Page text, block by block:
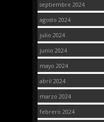
septiembre 2024
agosto 2024
julio 2024
junio 2024
mayo 2024
abril 2024
marzo 2024
febrero 2024